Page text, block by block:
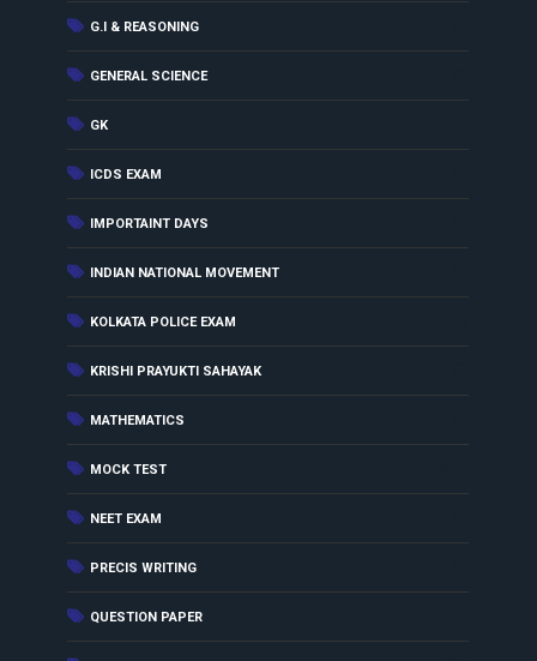
G.I & REASONING
GENERAL SCIENCE
GK
ICDS EXAM
IMPORTAINT DAYS
INDIAN NATIONAL MOVEMENT
KOLKATA POLICE EXAM
KRISHI PRAYUKTI SAHAYAK
MATHEMATICS
MOCK TEST
NEET EXAM
PRECIS WRITING
QUESTION PAPER